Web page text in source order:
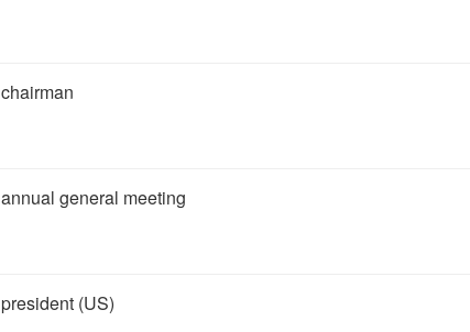
chairman
annual general meeting
president (US)